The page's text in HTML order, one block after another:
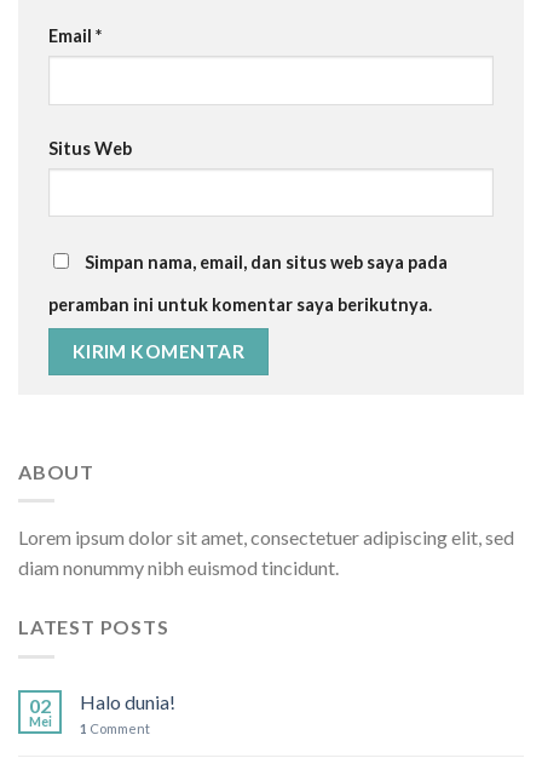
Email *
Situs Web
Simpan nama, email, dan situs web saya pada
peramban ini untuk komentar saya berikutnya.
ABOUT
Lorem ipsum dolor sit amet, consectetuer adipiscing elit, sed
diam nonummy nibh euismod tincidunt.
LATEST POSTS
02
Mei
Halo dunia!
1 Comment